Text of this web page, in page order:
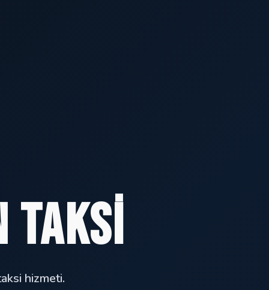
Taksi
hizmeti.